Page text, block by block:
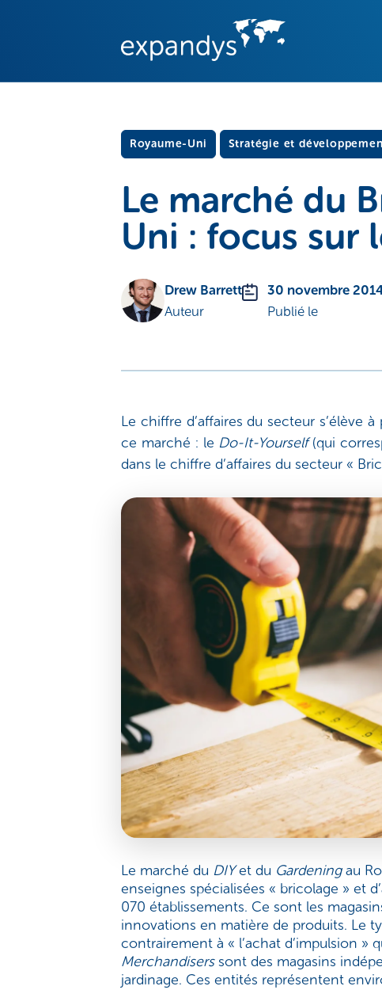
Royaume-Uni Stratégie et
Le marché du
Uni : focus sur
Drew Barrett
Auteur
30 novembre
Publié le
Le chiffre d’affaires du secteur s’élève
ce marché : le Do-It-Yourself(qui
dans le chiffre d’affaires du secteur «
Le marché du DIYet du Gardeningau
enseignes spécialisées « bricolage » et
070 établissements. Ce sont les
innovations en matière de produits. Le
contrairement à « l’achat d’impulsion »
Merchandiserssont des magasins
jardinage. Ces entités représentent